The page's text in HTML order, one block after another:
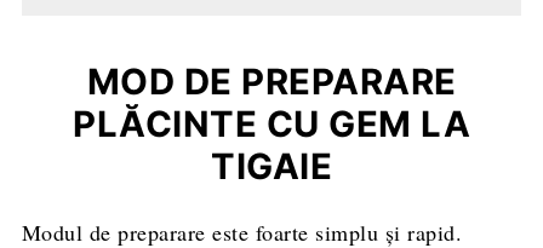
MOD DE PREPARARE
PLĂCINTE CU GEM LA
TIGAIE
Modul de preparare este foarte simplu și rapid.